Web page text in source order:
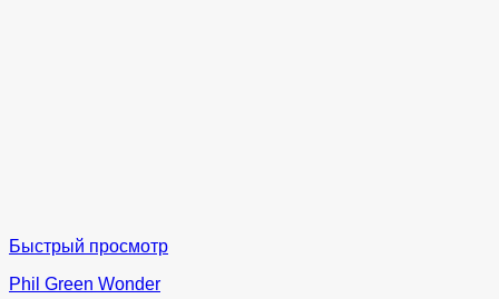
Быстрый просмотр
Phil Green Wonder